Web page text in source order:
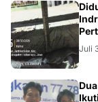
KRIMINAL
Juli